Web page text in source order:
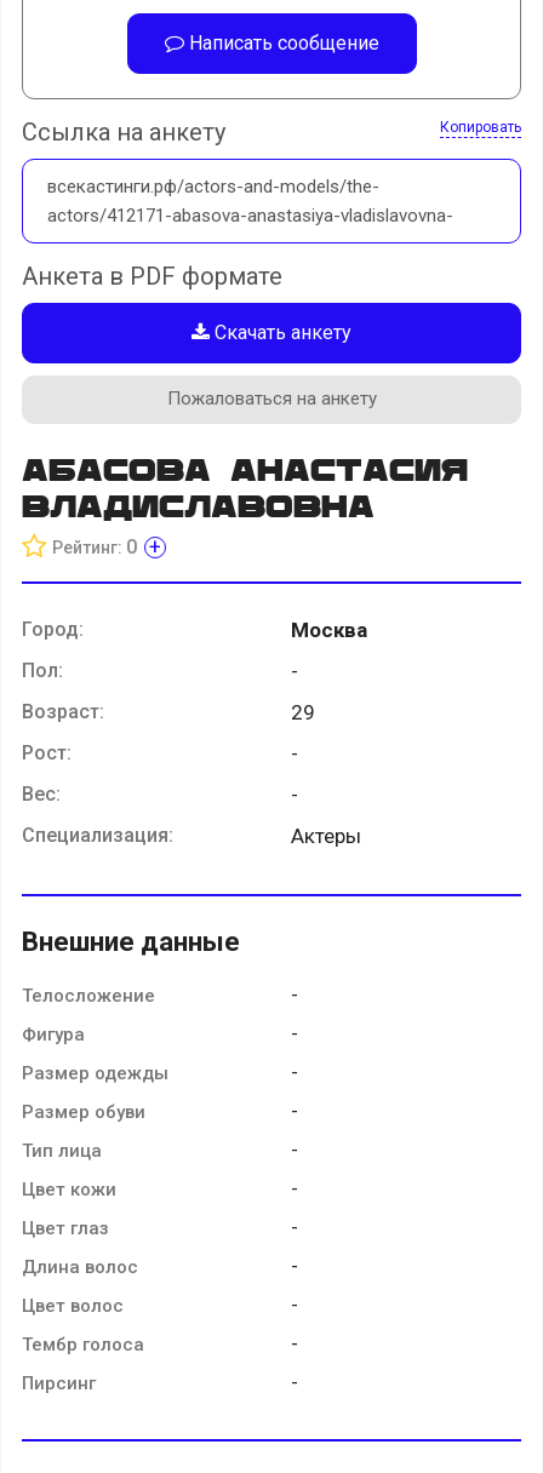
Написать сообщение
Ссылка на анкету Копировать
всекастинги.рф/actors-and-models/the-
actors/412171-abasova-anastasiya-vladislavovna-
Анкета в PDF формате
Скачать анкету
Пожаловаться на анкету
Абасова Анастасия
Владиславовна
Рейтинг: 0 +
Город: Москва
Пол: -
Возраст: 29
Рост: -
Вес: -
Специализация: Актеры
Внешние данные
Телосложение -
Фигура -
Размер одежды -
Размер обуви -
Тип лица -
Цвет кожи -
Цвет глаз -
Длина волос -
Цвет волос -
Тембр голоса -
Пирсинг -